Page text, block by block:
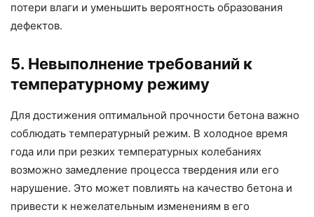
потери влаги и уменьшить вероятность образования
дефектов.
5. Невыполнение требований к
температурному режиму
Для достижения оптимальной прочности бетона важно
соблюдать температурный режим. В холодное время
года или при резких температурных колебаниях
возможно замедление процесса твердения или его
нарушение. Это может повлиять на качество бетона и
привести к нежелательным изменениям в его